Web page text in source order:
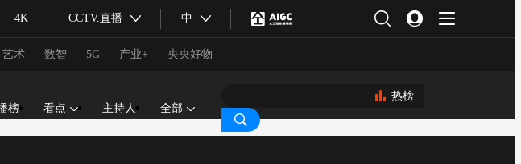
4K CCTV.直播 中
艺术 数智 5G 产业+ 央央好物
榜 看点 主持人 全部
热榜